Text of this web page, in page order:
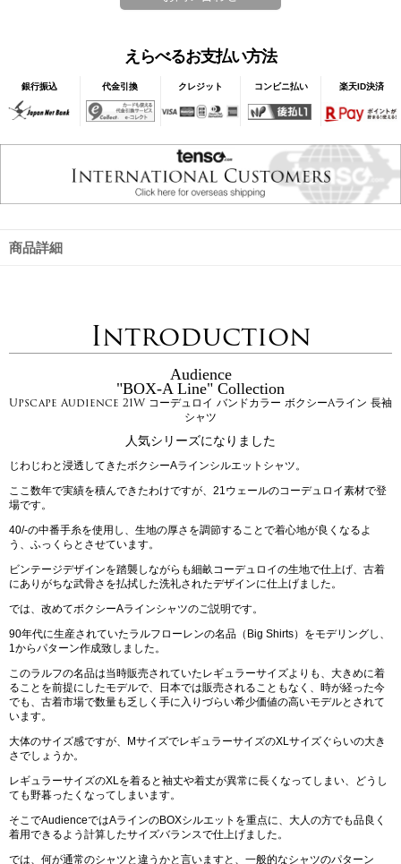
えらべるお支払い方法
銀行振込 代金引換 クレジット コンビニ払い 楽天ID決済
商品詳細
Introduction
Audience
"BOX-A Line" Collection
Upscape Audience 21W コーデュロイ バンドカラー ボクシーAライン 長袖
シャツ
人気シリーズになりました
じわじわと浸透してきたボクシーAラインシルエットシャツ。
ここ数年で実績を積んできたわけですが、21ウェールのコーデュロイ素材で登
場です。
40/-の中番手糸を使用し、生地の厚さを調節することで着心地が良くなるよ
う、ふっくらとさせています。
ビンテージデザインを踏襲しながらも細畝コーデュロイの生地で仕上げ、古着
にありがちな武骨さを払拭した洗礼されたデザインに仕上げました。
では、改めてボクシーAラインシャツのご説明です。
90年代に生産されていたラルフローレンの名品（Big Shirts）をモデリングし、
1からパターン作成致しました。
このラルフの名品は当時販売されていたレギュラーサイズよりも、大きめに着
ることを前提にしたモデルで、日本では販売されることもなく、時が経った今
でも、古着市場で数量も乏しく手に入りづらい希少価値の高いモデルとされて
います。
大体のサイズ感ですが、MサイズでレギュラーサイズのXLサイズぐらいの大き
さでしょうか。
レギュラーサイズのXLを着ると袖丈や着丈が異常に長くなってしまい、どうし
ても野暮ったくなってしまいます。
そこでAudienceではAラインのBOXシルエットを重点に、大人の方でも品良く
着用できるよう計算したサイズバランスで仕上げました。
では、何が通常のシャツと違うかと言いますと、一般的なシャツのパターン